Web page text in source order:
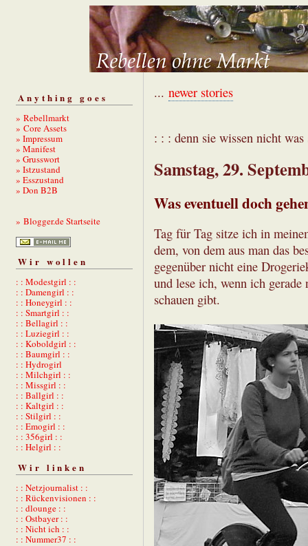
Anything goes
» Rebellmarkt
» Core Assets
» Impressum
» Manifest
» Grusswort
» Istzustand
» Esszustand
» Don B2B
» Blogger.de Startseite
Wir wollen
: : Modestgirl : :
: : Damengirl : :
: : Honeygirl : :
: : Smartgirl : :
: : Bellagirl : :
: : Luziegirl : :
: : Koboldgirl : :
: : Baumgirl : :
: : Hydrogirl
: : Milchgirl : :
: : Missgirl : :
: : Ballgirl : :
: : Kaltgirl : :
: : Stilgirl : :
: : Emogirl : :
: : 356girl : :
: : Helgirl : :
Wir linken
: : Netzjournalist : :
: : Rückenvisionen : :
: : dlounge : :
: : Ostbayer : :
: : Nicht ich : :
: : Nummer37 : :
... newer stories
: : : denn sie wissen nicht
Samstag, 29.
Was eventuell doch
Tag für Tag sitze ich in
dem, von dem aus man das
gegenüber nicht eine
und lese ich, wenn ich
schauen gibt.